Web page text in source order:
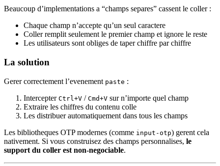
Beaucoup d’implementations a “champs separes” cassent le coller :
Chaque champ n’accepte qu’un seul caractere
Coller remplit seulement le premier champ et ignore le reste
Les utilisateurs sont obliges de taper chiffre par chiffre
La solution
Gerer correctement l’evenement paste :
Intercepter Ctrl+V / Cmd+V sur n’importe quel champ
Extraire les chiffres du contenu colle
Les distribuer automatiquement dans tous les champs
Les bibliotheques OTP modernes (comme input-otp) gerent cela
nativement. Si vous construisez des champs personnalises, le
support du coller est non-negociable.